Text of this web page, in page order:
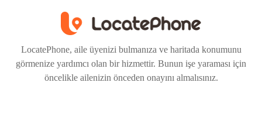
LocatePhone, aile üyenizi bulmanıza ve haritada konumunu
görmenize yardımcı olan bir hizmettir. Bunun işe yaraması için
öncelikle ailenizin önceden onayını almalısınız.